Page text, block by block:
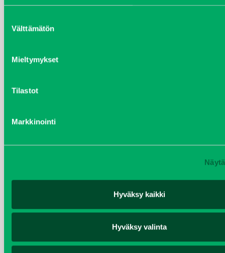
valinta
Välttämätön
Mieltymykset
Tilastot
Markkinointi
Hyväksy kaikki
Hyväksy valinta
MUUT OSAT
VALITSE KATEGORIA